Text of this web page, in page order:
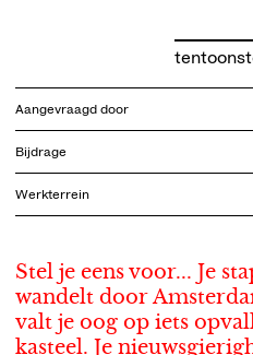
Aangevraagd door
Bijdrage
Werkterrein
Stel je eens voor... Je
wandelt door
valt je oog op iets
kasteel. Je